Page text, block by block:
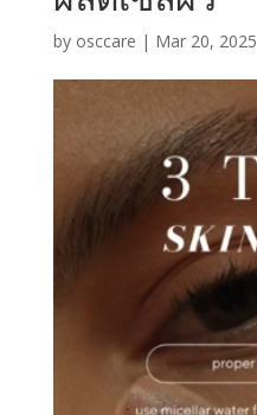
by osccare | Mar 20, 2025